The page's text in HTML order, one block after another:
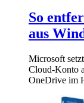
So
aus
Microsoft
Cloud-Konto
OneDrive im